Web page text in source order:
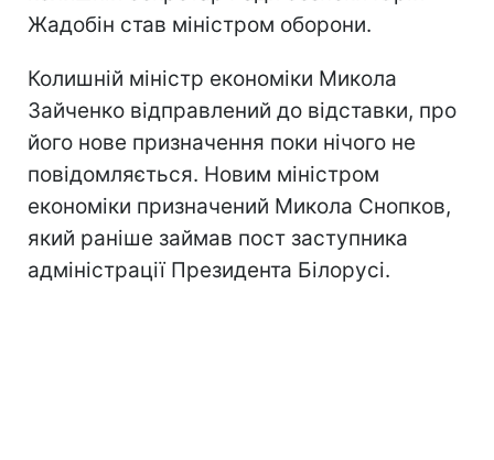
Жадобін став міністром оборони.
Колишній міністр економіки Микола
Зайченко відправлений до відставки, про
його нове призначення поки нічого не
повідомляється. Новим міністром
економіки призначений Микола Снопков,
який раніше займав пост заступника
адміністрації Президента Білорусі.